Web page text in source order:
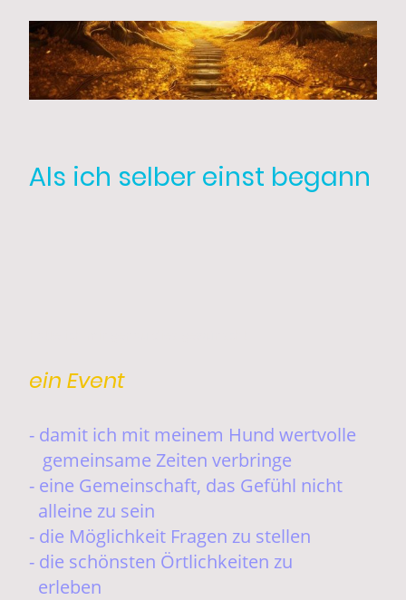
Als ich selber einst begann
ein Event
- damit ich mit meinem Hund wertvolle
gemeinsame Zeiten verbringe
- eine Gemeinschaft, das Gefühl nicht
alleine zu sein
- die Möglichkeit Fragen zu stellen
- die schönsten Örtlichkeiten zu
erleben